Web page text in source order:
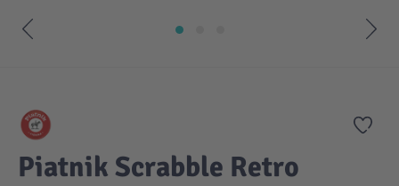
Zur
Piatnik Scrabble Retro